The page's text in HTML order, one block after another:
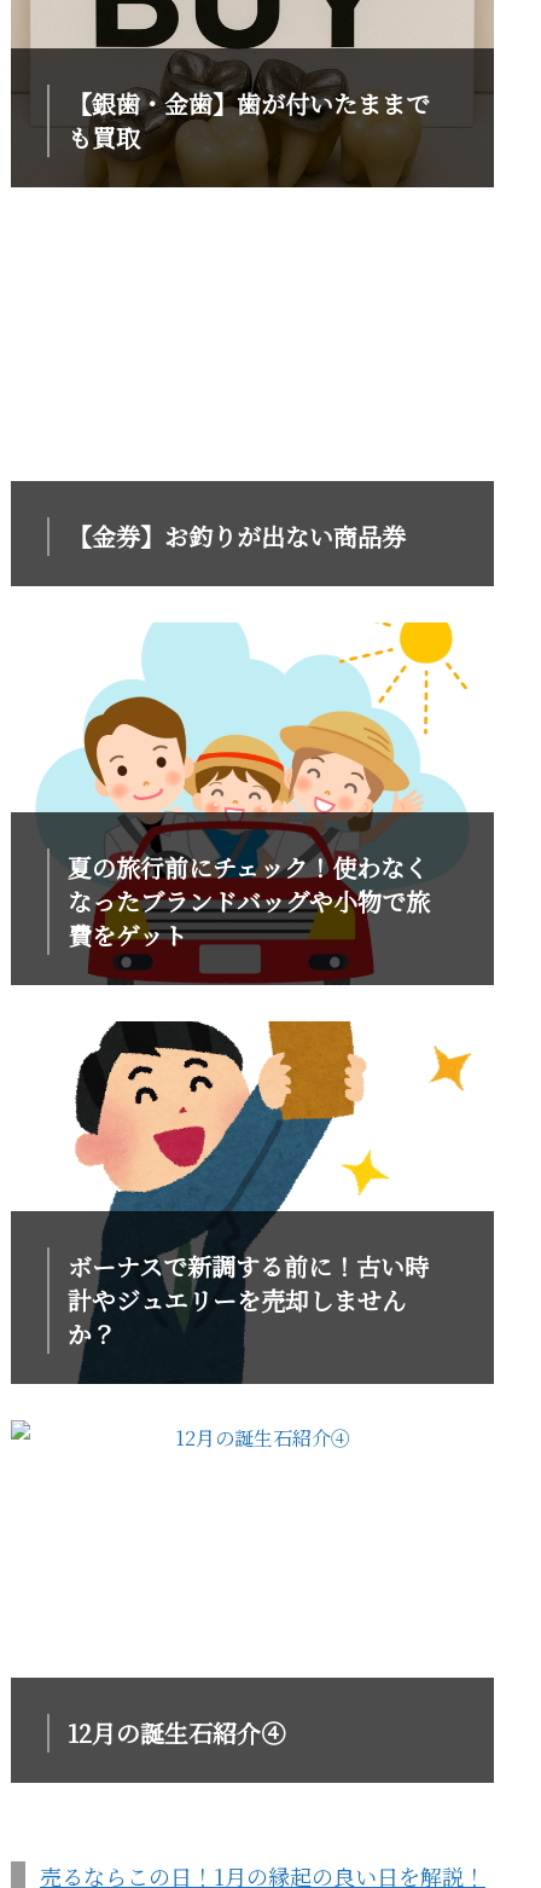
【銀歯・金歯】歯が付いたままで
も買取
【金券】お釣りが出ない商品券
夏の旅行前にチェック！使わなく
なったブランドバッグや小物で旅
費をゲット
ボーナスで新調する前に！古い時
計やジュエリーを売却しません
か？
12月の誕生石紹介④
売るならこの日！1月の縁起の良い日を解説！